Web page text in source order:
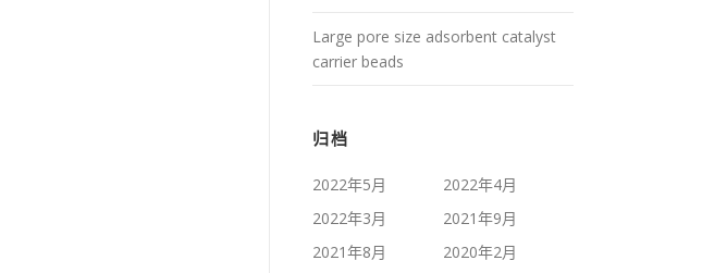
Large pore size adsorbent catalyst
carrier beads
归档
2022年5月
2022年4月
2022年3月
2021年9月
2021年8月
2020年2月